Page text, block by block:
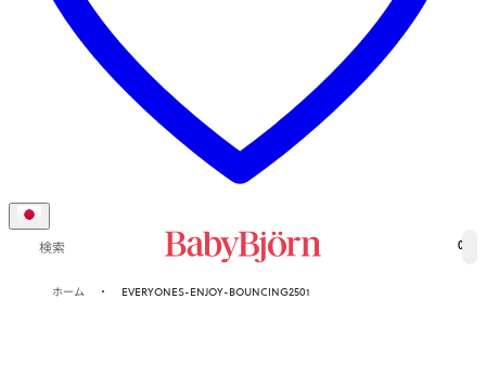
検索 0
ホーム EVERYONES-ENJOY-BOUNCING2501